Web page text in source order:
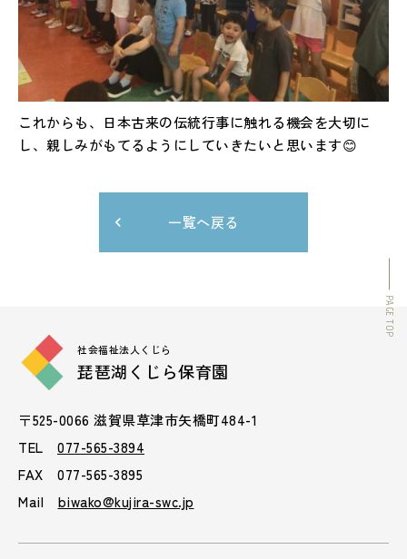
これからも、日本古来の伝統行事に触れる機会を大切に
し、親しみがもてるようにしていきたいと思います😊
一覧へ戻る
社会福祉法人くじら
琵琶湖くじら保育園
〒525-0066 滋賀県草津市矢橋町484-1
TEL 077-565-3894
FAX 077-565-3895
Mail biwako@kujira-swc.jp
PAGE TOP